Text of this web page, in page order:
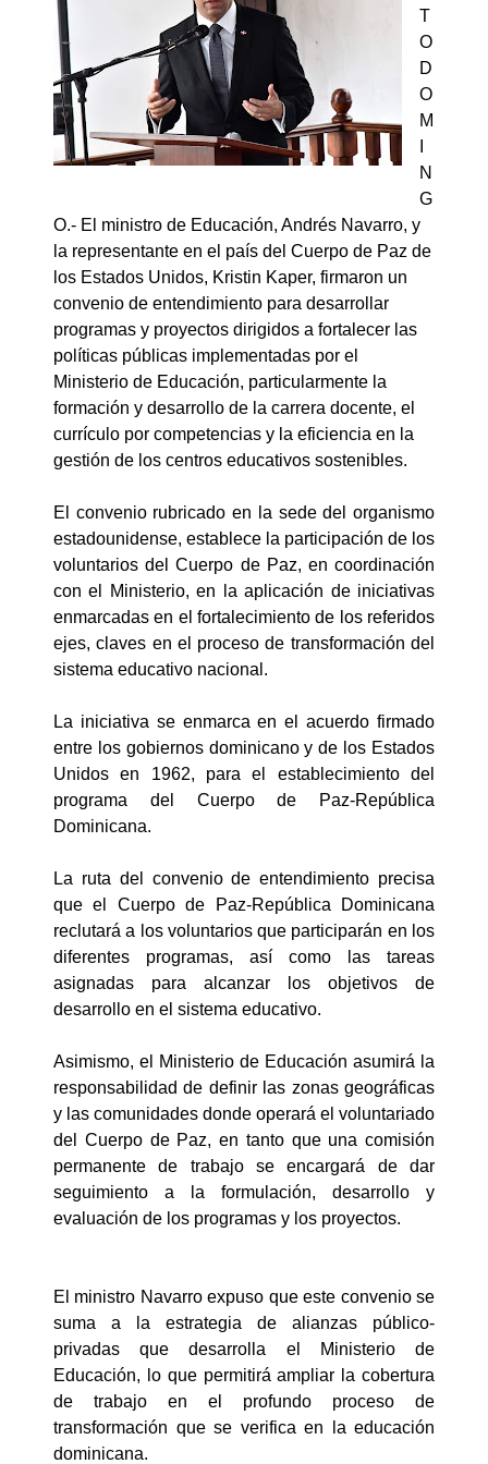
T
O
D
O
M
N
G
O.- El ministro de Educación, Andrés Navarro, y
la representante en el país del Cuerpo de Paz de
los Estados Unidos, Kristin Kaper, firmaron un
convenio de entendimiento para desarrollar
programas y proyectos dirigidos a fortalecer las
políticas públicas implementadas por el
Ministerio de Educación, particularmente la
formación y desarrollo de la carrera docente, el
currículo por competencias y la eficiencia en la
gestión de los centros educativos sostenibles.
El convenio rubricado en la sede del organismo
estadounidense, establece la participación de los
voluntarios del Cuerpo de Paz, en coordinación
con el Ministerio, en la aplicación de iniciativas
enmarcadas en el fortalecimiento de los referidos
ejes, claves en el proceso de transformación del
sistema educativo nacional.
La iniciativa se enmarca en el acuerdo firmado
entre los gobiernos dominicano y de los Estados
Unidos en 1962, para el establecimiento del
programa del Cuerpo de Paz-República
Dominicana.
La ruta del convenio de entendimiento precisa
que el Cuerpo de Paz-República Dominicana
reclutará a los voluntarios que participarán en los
diferentes programas, así como las tareas
asignadas para alcanzar los objetivos de
desarrollo en el sistema educativo.
Asimismo, el Ministerio de Educación asumirá la
responsabilidad de definir las zonas geográficas
y las comunidades donde operará el voluntariado
del Cuerpo de Paz, en tanto que una comisión
permanente de trabajo se encargará de dar
seguimiento a la formulación, desarrollo y
evaluación de los programas y los proyectos.
El ministro Navarro expuso que este convenio se
suma a la estrategia de alianzas público-
privadas que desarrolla el Ministerio de
Educación, lo que permitirá ampliar la cobertura
de trabajo en el profundo proceso de
transformación que se verifica en la educación
dominicana.